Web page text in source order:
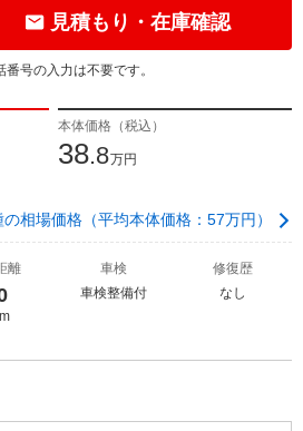
見積もり・在庫確認
号の入力は不要です。
本体価格（税込）
38.8万円
の相場価格（平均本体価格：57万円）
離
車検
車検整備付
修復歴
なし